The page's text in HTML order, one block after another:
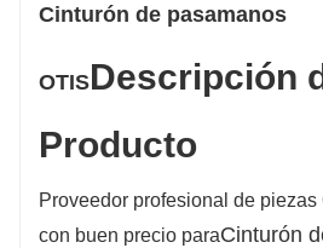
Cinturón de pasamanos
OTISDescripción
Producto
Proveedor profesional de
con buen precio paraCinturón